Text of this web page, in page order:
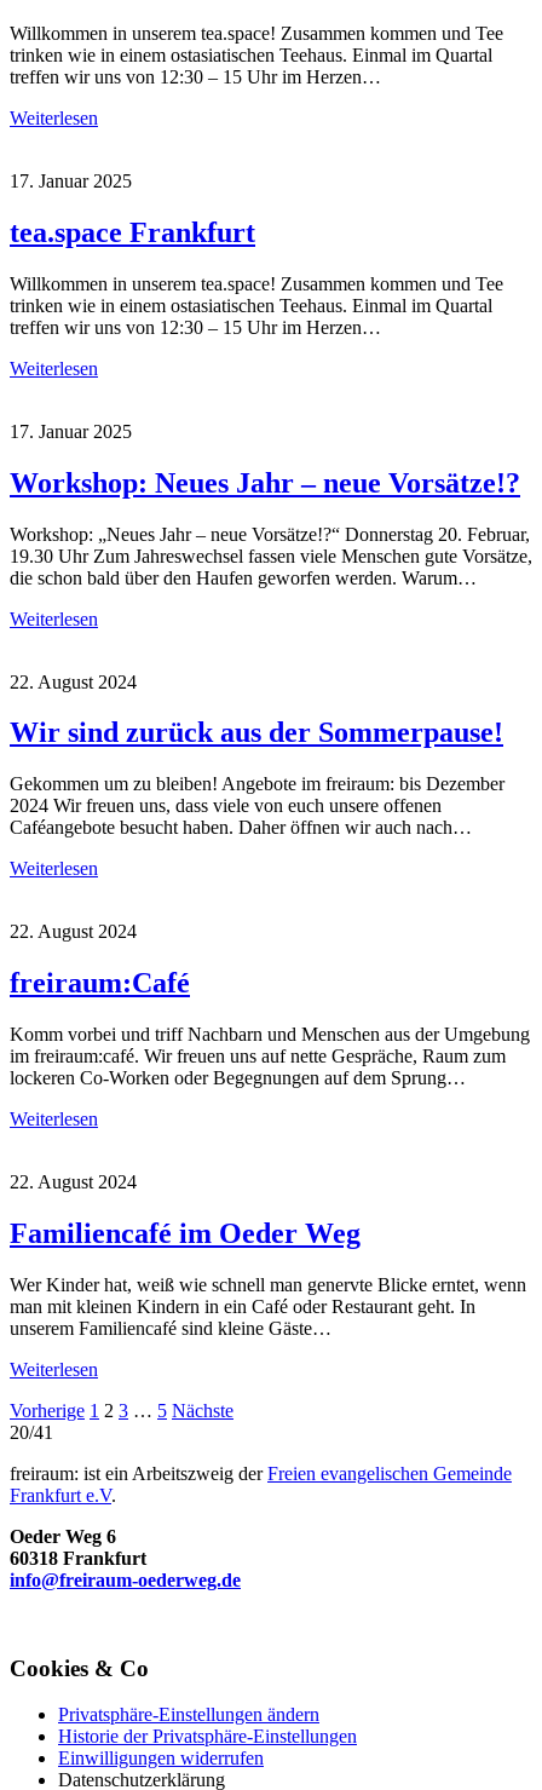
Willkommen in unserem tea.space! Zusammen kommen und Tee
trinken wie in einem ostasiatischen Teehaus. Einmal im Quartal
treffen wir uns von 12:30 – 15 Uhr im Herzen…
Weiterlesen
17. Januar 2025
tea.space Frankfurt
Willkommen in unserem tea.space! Zusammen kommen und Tee
trinken wie in einem ostasiatischen Teehaus. Einmal im Quartal
treffen wir uns von 12:30 – 15 Uhr im Herzen…
Weiterlesen
17. Januar 2025
Workshop: Neues Jahr – neue Vorsätze!?
Workshop: „Neues Jahr – neue Vorsätze!?“ Donnerstag 20. Februar,
19.30 Uhr Zum Jahreswechsel fassen viele Menschen gute Vorsätze,
die schon bald über den Haufen geworfen werden. Warum…
Weiterlesen
22. August 2024
Wir sind zurück aus der Sommerpause!
Gekommen um zu bleiben! Angebote im freiraum: bis Dezember
2024 Wir freuen uns, dass viele von euch unsere offenen
Caféangebote besucht haben. Daher öffnen wir auch nach…
Weiterlesen
22. August 2024
freiraum:Café
Komm vorbei und triff Nachbarn und Menschen aus der Umgebung
im freiraum:café. Wir freuen uns auf nette Gespräche, Raum zum
lockeren Co-Worken oder Begegnungen auf dem Sprung…
Weiterlesen
22. August 2024
Familiencafé im Oeder Weg
Wer Kinder hat, weiß wie schnell man genervte Blicke erntet, wenn
man mit kleinen Kindern in ein Café oder Restaurant geht. In
unserem Familiencafé sind kleine Gäste…
Weiterlesen
Seitennummerierung
der
Beiträge
Vorherige 1 2 3 … 5 Nächste
20/41
freiraum: ist ein Arbeitszweig derFreien evangelischen Gemeinde
Frankfurt e.V.
Oeder Weg 6
60318 Frankfurt
info@freiraum-oederweg.de
Cookies & Co
Privatsphäre-Einstellungen ändern
Historie der Privatsphäre-Einstellungen
Einwilligungen widerrufen
Datenschutzerklärung